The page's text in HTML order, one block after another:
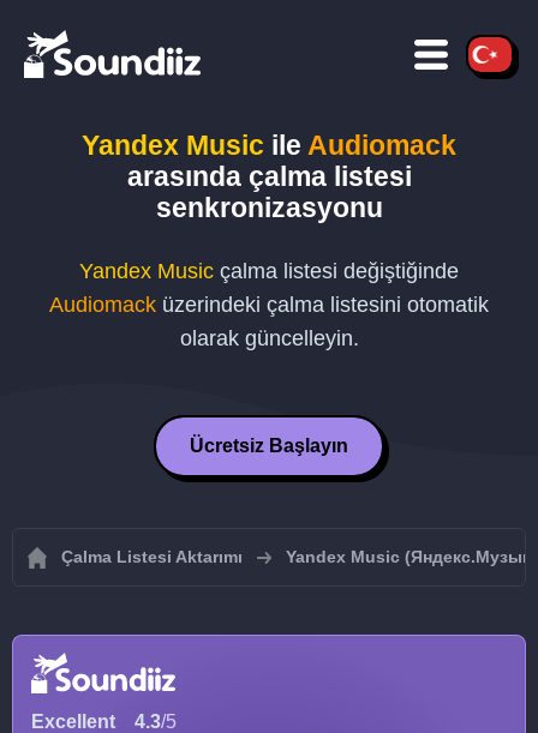
Yandex Music ile Audiomack
arasında çalma listesi
senkronizasyonu
Yandex Music çalma listesi değiştiğinde
Audiomack üzerindeki çalma listesini otomatik
olarak güncelleyin.
Ücretsiz Başlayın
Çalma Listesi Aktarımı Yandex Music
Excellent 4.3/5